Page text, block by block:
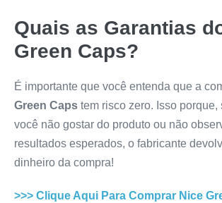
Quais as Garantias
Green Caps?
É importante que você entenda que a
Green Caps tem risco zero. Isso porque,
você não gostar do produto ou não
resultados esperados, o fabricante
dinheiro da compra!
>>> Clique Aqui Para Comprar Nice